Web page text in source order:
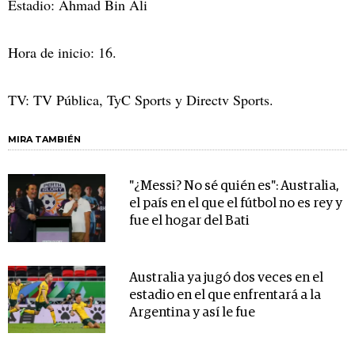
Estadio: Áhmad Bin Ali
Hora de inicio: 16.
TV: TV Pública, TyC Sports y Directv Sports.
MIRA TAMBIÉN
"¿Messi? No sé quién es": Australia,
el país en el que el fútbol no es rey y
fue el hogar del Bati
Australia ya jugó dos veces en el
estadio en el que enfrentará a la
Argentina y así le fue